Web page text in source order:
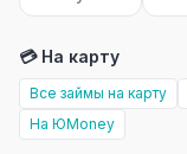
💳 На карту
Все займы на карту
На ЮMoney